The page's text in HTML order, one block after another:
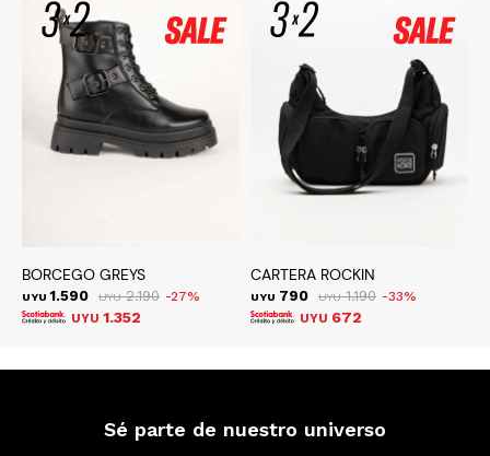
BORCEGO GREYS
UYU 1.590 UYU 2.190 27
UYU 1.352
CARTERA ROCKIN
UYU 790 UYU 1.190 33
UYU 672
Sé parte de nuestro universo